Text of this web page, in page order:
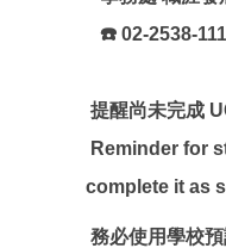
☎ 02-2538-
提醒尚未完成
Reminder for
complete it as
務必使用學校